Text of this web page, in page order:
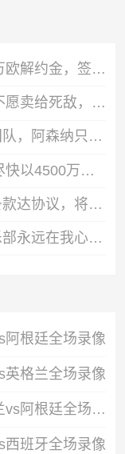
罗马诺：布鲁日即将激活1200万欧解约金，签下马略卡前锋比尔希利
TA：阿森纳有意罗梅罗但热刺不愿卖给死敌，马竞国米是最可能下家
罗马诺：那不勒斯接触热苏斯团队，阿森纳只接受永久转会
总价6000万！塞尔：巴萨计划尽快以4500万欧+1500万报价罗德里
罗马诺：巴萨与罗德里就个人条款达协议，将与曼城谈判确定转会费
迪奥曼德告别莱比锡：这家俱乐部永远在我心中占据特殊位置
根廷全场录像
格兰全场录像
07月16日世界杯半决赛英格兰vs阿根廷全场录像
班牙全场录像